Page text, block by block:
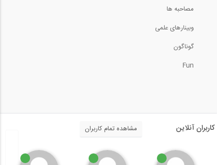
5:48مصاحبه ها
وبینارهای علمی
گوناگون
Fun
کاربران آنلاین مشاهده تمام کاربران